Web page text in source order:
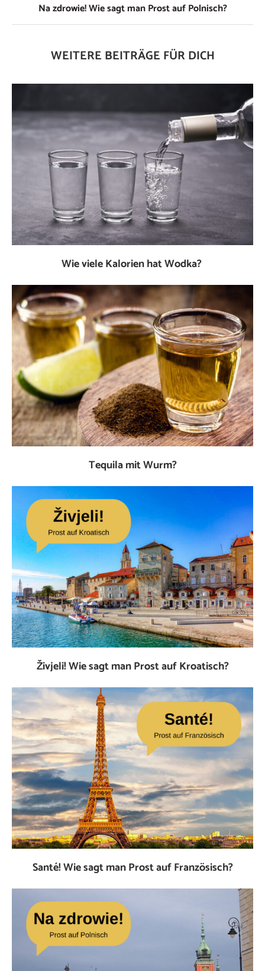
Na zdrowie! Wie sagt man Prost auf Polnisch?
WEITERE BEITRÄGE FÜR DICH
Wie viele Kalorien hat Wodka?
Tequila mit Wurm?
Živjeli! Wie sagt man Prost auf Kroatisch?
Santé! Wie sagt man Prost auf Französisch?